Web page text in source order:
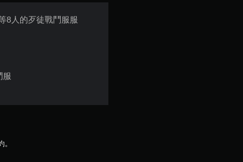
8人的歹徒戰鬥服服
服